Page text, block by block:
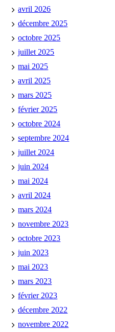
avril 2026
décembre 2025
octobre 2025
juillet 2025
mai 2025
avril 2025
mars 2025
février 2025
octobre 2024
septembre 2024
juillet 2024
juin 2024
mai 2024
avril 2024
mars 2024
novembre 2023
octobre 2023
juin 2023
mai 2023
mars 2023
février 2023
décembre 2022
novembre 2022